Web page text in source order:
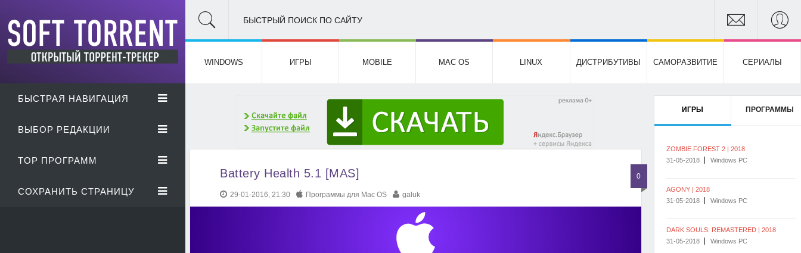
БЫСТРАЯ НАВИГАЦИЯ
ВЫБОР РЕДАКЦИИ
TOP ПРОГРАММ
СОХРАНИТЬ СТРАНИЦУ
БЫСТРЫЙ ПОИСК ПО САЙТУ
WINDOWS ИГРЫ MOBILE MAC OS LINUX ДИСТРИБУТИВЫ САМОРАЗВИТИЕ СЕРИАЛЫ
Battery Health 5.1 [MAS] 0
29-01-2016, 21:30 Программы для Mac OS galuk
ИГРЫ ПРОГРАММЫ
ZOMBIE FOREST 2 | 2018
31-05-2018
Windows PC
AGONY | 2018
31-05-2018
Windows PC
DARK SOULS: REMASTERED | 2018
31-05-2018
Windows PC